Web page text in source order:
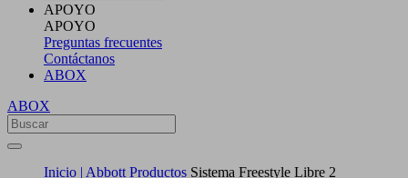
APOYO
APOYO
Preguntas frecuentes
Contáctanos
ABOX
ABOX
Inicio | Abbott Productos Sistema Freestyle Libre 2